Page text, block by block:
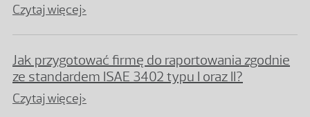
Czytaj więcej>
Jak przygotować firmę do raportowania zgodnie
ze standardem ISAE 3402 typu I oraz II?
Czytaj więcej>